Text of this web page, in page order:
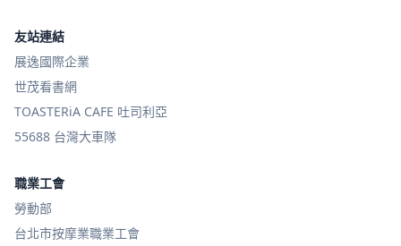
友站連結
展逸國際企業
世茂看書網
TOASTERiA CAFE 吐司利亞
55688 台灣大車隊
職業工會
勞動部
台北市按摩業職業工會